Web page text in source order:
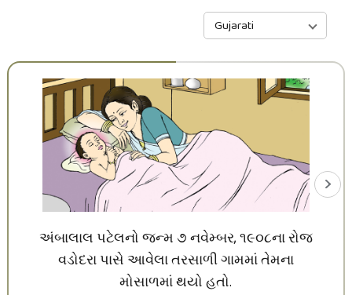
Gujarati
અંબાલાલ પટેલનો જન્મ ૭ નવેમ્બર, ૧૯૦૮ના રોજ
વડોદરા પાસે આવેલા તરસાળી ગામમાં તેમના
મોસાળમાં થયો હતો.